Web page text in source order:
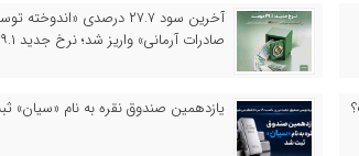
آخرین سود ۲۷.۷ درصدی «اندوخته
صادرات آرمانی» واریز شد؛ نرخ جدید ۲۹.۱ درصد
یازدهمین صندوق نقره به نام «سیان»